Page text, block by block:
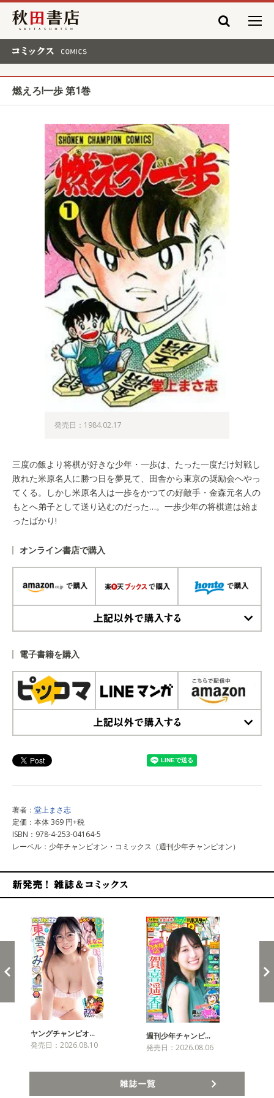
秋田書店
燃えろ!一歩 第1巻
発売日：1984.02.17
三度の飯より将棋が好きな少年・一歩は、たった一度だけ対戦し
敗れた米原名人に勝つ日を夢見て、田舎から東京の奨励会へやっ
てくる。しかし米原名人は一歩をかつての好敵手・金森元名人の
もとへ弟子として送り込むのだった…。一歩少年の将棋道は始ま
ったばかり!
オンライン書店で購入
電子書籍を購入
著者： 堂上まさ志
定価：本体 369 円+税
ISBN：978-4-253-04164-5
レーベル：少年チャンピオン・コミックス（週刊少年チャンピオン）
ヤングチャンピオ…
発売日：2026.08.10
週刊少年チャンピ…
発売日：2026.08.06